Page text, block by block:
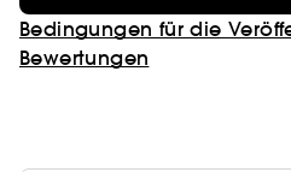
Bedingungen für die
Bewertungen